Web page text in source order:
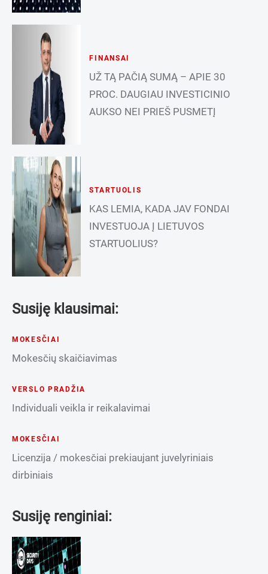
FINANSAI
UŽ TĄ PAČIĄ SUMĄ – APIE 30
PROC. DAUGIAU INVESTICINIO
AUKSO NEI PRIEŠ PUSMETĮ
STARTUOLIS
KAS LEMIA, KADA JAV FONDAI
INVESTUOJA Į LIETUVOS
STARTUOLIUS?
Susiję klausimai:
MOKESČIAI
Mokesčių skaičiavimas
VERSLO PRADŽIA
Individuali veikla ir reikalavimai
MOKESČIAI
Licenzija / mokesčiai prekiaujant juvelyriniais
dirbiniais
Susiję renginiai: